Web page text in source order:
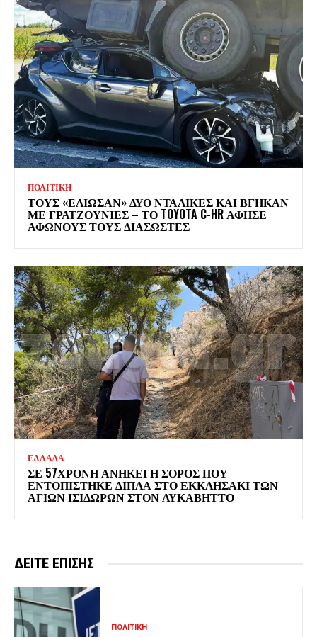
ΠΟΛΙΤΙΚΗ
ΤΟΥΣ «ΕΛΙΩΣΑΝ» ΔΥΟ ΝΤΑΛΙΚΕΣ ΚΑΙ ΒΓΗΚΑΝ
ΜΕ ΓΡΑΤΖΟΥΝΙΕΣ – ΤΟ TOYOTA C-HR ΑΦΗΣΕ
ΑΦΩΝΟΥΣ ΤΟΥΣ ΔΙΑΣΩΣΤΕΣ
ΕΛΛΑΔΑ
ΣΕ 57ΧΡΟΝΗ ΑΝΗΚΕΙ Η ΣΟΡΟΣ ΠΟΥ
ΕΝΤΟΠΙΣΤΗΚΕ ΔΙΠΛΑ ΣΤΟ ΕΚΚΛΗΣΑΚΙ ΤΩΝ
ΑΓΙΩΝ ΙΣΙΔΩΡΩΝ ΣΤΟΝ ΛΥΚΑΒΗΤΤΟ
ΔΕΙΤΕ ΕΠΙΣΗΣ
ΠΟΛΙΤΙΚΗ